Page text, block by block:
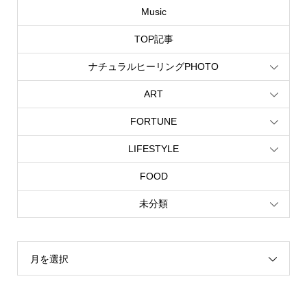
Music
TOP記事
ナチュラルヒーリングPHOTO
ART
FORTUNE
LIFESTYLE
FOOD
未分類
月を選択